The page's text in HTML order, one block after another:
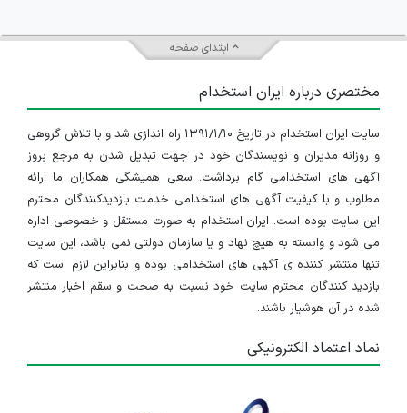
ابتدای صفحه
مختصری درباره ایران استخدام
سایت ایران استخدام در تاریخ ۱۳۹۱/۱/۱۰ راه اندازی شد و با تلاش گروهی
و روزانه مدیران و نویسندگان خود در جهت تبدیل شدن به مرجع بروز
آگهی های استخدامی گام برداشت. سعی همیشگی همکاران ما ارائه
مطلوب و با کیفیت آگهی های استخدامی خدمت بازدیدکنندگان محترم
این سایت بوده است. ایران استخدام به صورت مستقل و خصوصی اداره
می شود و وابسته به هیچ نهاد و یا سازمان دولتی نمی باشد، این سایت
تنها منتشر کننده ی آگهی های استخدامی بوده و بنابراین لازم است که
بازدید کنندگان محترم سایت خود نسبت به صحت و سقم اخبار منتشر
شده در آن هوشیار باشند.
نماد اعتماد الکترونیکی